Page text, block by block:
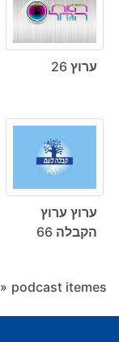
ערוץ 26
ערוץ ערוץ
הקבלה 66
» podcast itemes